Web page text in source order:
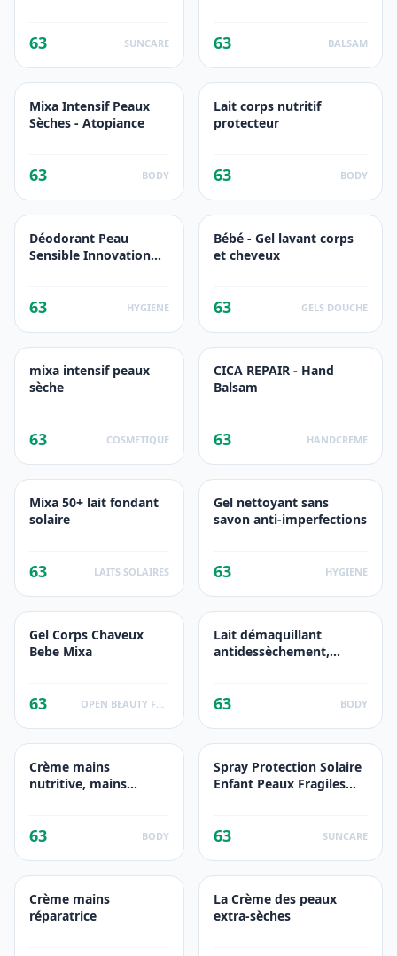
63 SUNCARE 63 BALSAM
Mixa Intensif Peaux
Sèches - Atopiance
63 BODY
Lait corps nutritif
protecteur
63 BODY
Déodorant Peau
Sensible Innovation
Extra-Soin
63 HYGIENE
Bébé - Gel lavant corps
et cheveux
63 GELS DOUCHE
mixa intensif peaux
sèche
63 COSMETIQUE
CICA REPAIR - Hand
Balsam
63 HANDCREME
Mixa 50+ lait fondant
solaire
63 LAITS SOLAIRES
Gel nettoyant sans
savon anti-imperfections
63 HYGIENE
Gel Corps Chaveux
Bebe Mixa
63
Lait démaquillant
antidessèchement,
63 BODY
Crème mains
nutritive, mains
d'abricot.
63 BODY
Spray Protection Solaire
Enfant Peaux Fragiles
63 SUNCARE
Crème mains
réparatrice
La Crème des peaux
extra-sèches